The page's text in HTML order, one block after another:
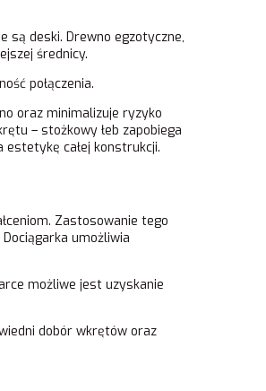
są deski. Drewno egzotyczne,
średnicy.
połączenia.
oraz minimalizuje ryzyko
– stożkowy łeb zapobiega
estetykę całej konstrukcji.
Zastosowanie tego
umożliwia
możliwe jest uzyskanie
dobór wkrętów oraz